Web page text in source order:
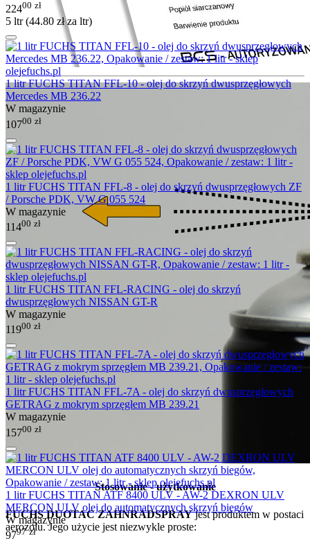
Stosowanie - użytkowanie
FUCHS DUOTAC ZAHNRADSPRAYjest produktem w postaci
aerozolu. Jego użycie jest niezwykle proste:
22400 zł
5 ltr (44.80 złza ltr)
1 litr FUCHS TITAN FFL-10 - olej do skrzyń dwusprzęgłowych
Mercedes MB 236.22
W magazynie
10700 zł
1 litr FUCHS TITAN FFL-8 - olej do skrzyń dwusprzęgłowych ZF
/ Porsche PDK, VW G 055 524
W magazynie
11400 zł
1 litr FUCHS TITAN FFL-RACING - olej do skrzyń
dwusprzęgłowych NISSAN GT-R
W magazynie
11900 zł
1 litr FUCHS TITAN FFL-7A - olej do skrzyń dwusprzęgłowych
GETRAG z mokrym sprzęgłem MB 239.21
W magazynie
15700 zł
1 litr FUCHS TITAN ATF 8400 ULV - AW-2 DEXRON ULV
MERCON ULV olej do automatycznych skrzyń biegów
W magazynie
9797 zł